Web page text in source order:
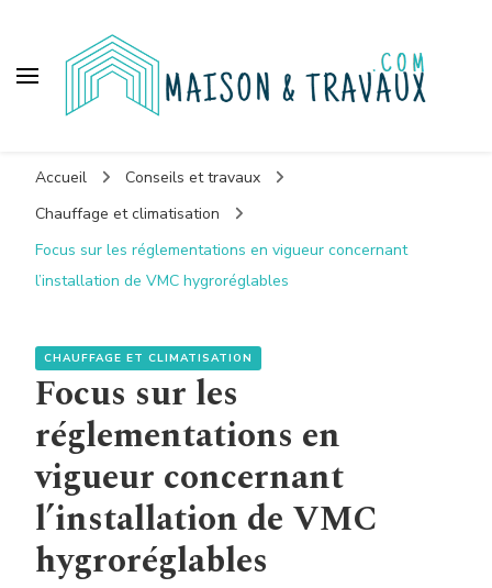
Accueil
Conseils et travaux
Chauffage et climatisation
Focus sur les réglementations en vigueur concernant
l’installation de VMC hygroréglables
CHAUFFAGE ET CLIMATISATION
Focus sur les
réglementations en
vigueur concernant
l’installation de VMC
hygroréglables